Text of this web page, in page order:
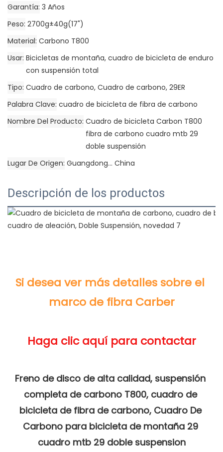
Garantía 3 Años
Peso 2700g±40g(17")
Material Carbono T800
Usar Bicicletas de montaña, cuadro de bicicleta de enduro
con suspensión total
Tipo Cuadro de carbono, Cuadro de carbono, 29ER
Palabra Clave cuadro de bicicleta de fibra de carbono
Nombre Del Producto Cuadro de bicicleta Carbon T800
fibra de carbono cuadro mtb 29
doble suspensión
Lugar De Origen Guangdong... China
Descripción de los productos
Si desea ver más detalles sobre el
marco de fibra Carber
Haga clic aquí para contactar
Freno de disco de alta calidad, suspensión
completa de carbono T800, cuadro de
bicicleta de fibra de carbono, Cuadro De
cuadro mtb 29 doble suspension